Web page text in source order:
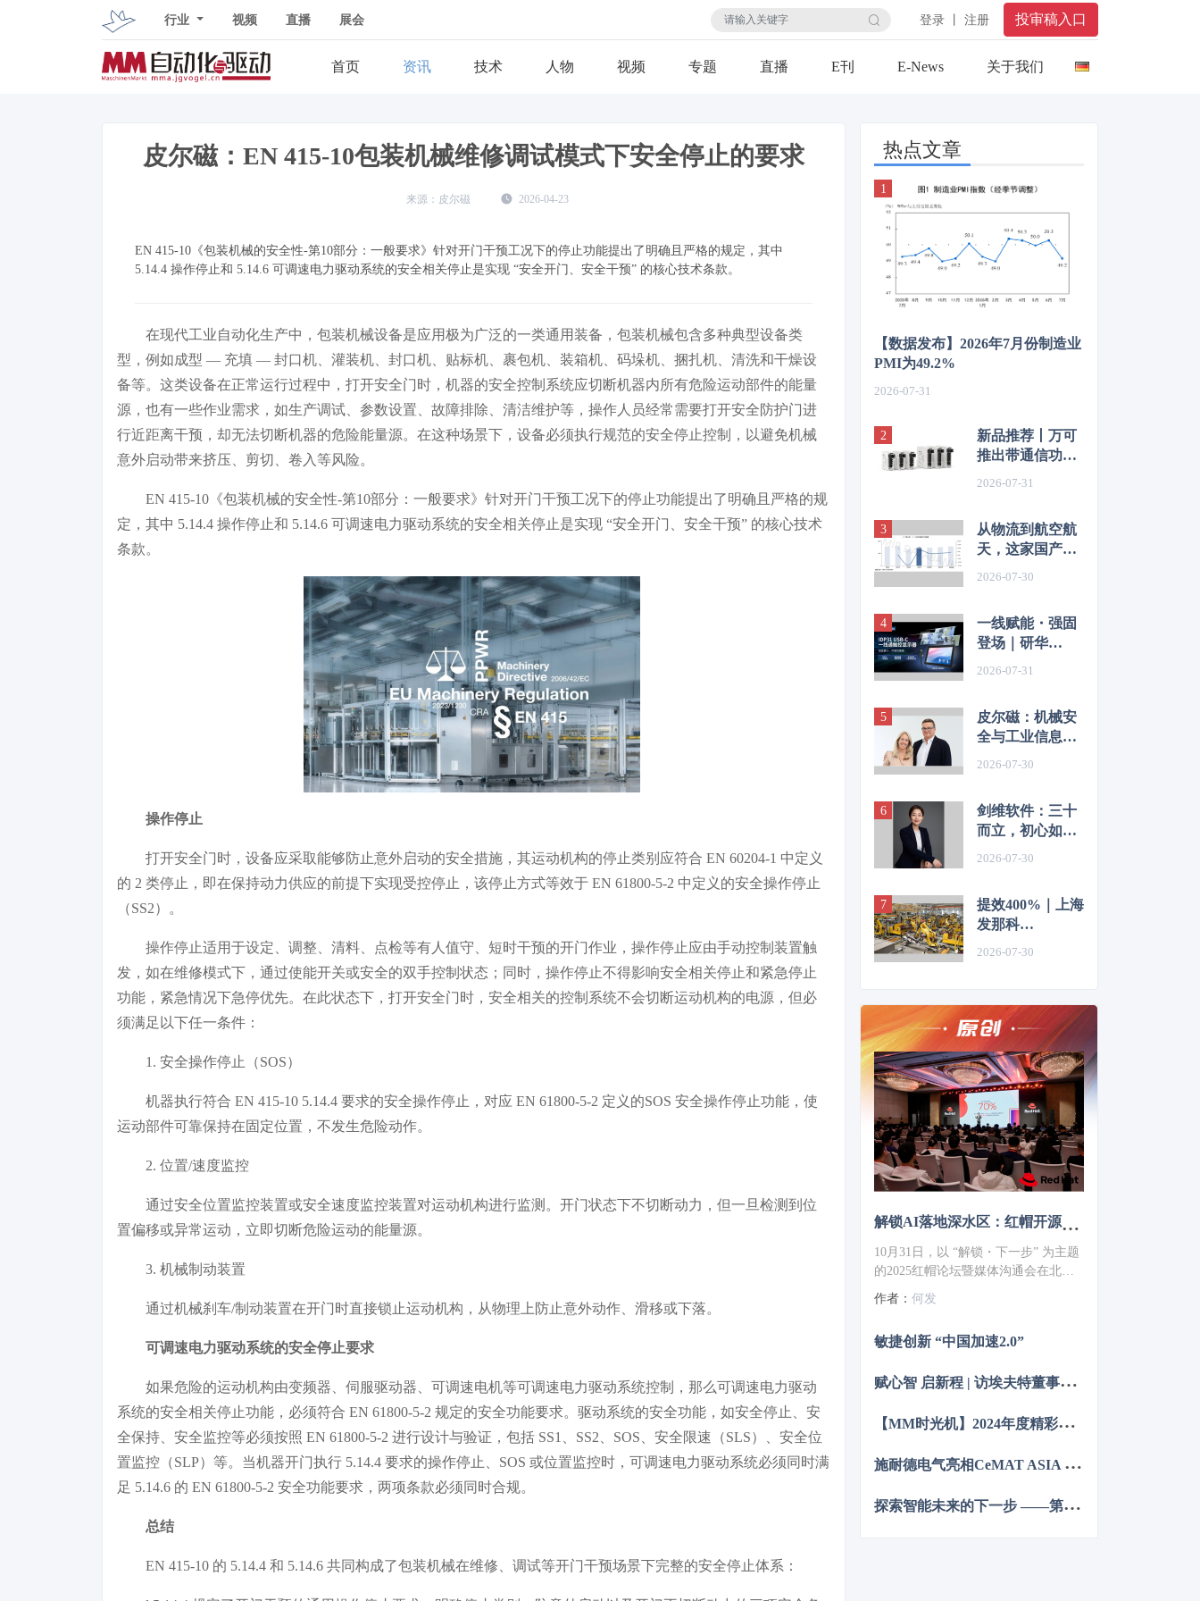
行业 视频 直播 展会 登录 丨 注册 投审稿入口
首页 资讯 技术 人物 视频 专题 直播 E刊 E-News 关于我们
皮尔磁：EN 415-10包装机械维修调试模式下安全停止的要求
皮尔磁 2026-04-23
EN 415-10《包装机械的安全性-第10部分：一般要求》针对开门干预工况下的停止功能提出了明确且严格的规定，其中
5.14.4 操作停止和 5.14.6 可调速电力驱动系统的安全相关停止是实现 “安全开门、安全干预” 的核心技术条款。
在现代工业自动化生产中，包装机械设备是应用极为广泛的一类通用装备，包装机械包含多种典型设备类
型，例如成型 — 充填 — 封口机、灌装机、封口机、贴标机、裹包机、装箱机、码垛机、捆扎机、清洗和干燥设
备等。这类设备在正常运行过程中，打开安全门时，机器的安全控制系统应切断机器内所有危险运动部件的能量
源，也有一些作业需求，如生产调试、参数设置、故障排除、清洁维护等，操作人员经常需要打开安全防护门进
行近距离干预，却无法切断机器的危险能量源。在这种场景下，设备必须执行规范的安全停止控制，以避免机械
意外启动带来挤压、剪切、卷入等风险。
EN 415-10《包装机械的安全性-第10部分：一般要求》针对开门干预工况下的停止功能提出了明确且严格的规
定，其中 5.14.4 操作停止和 5.14.6 可调速电力驱动系统的安全相关停止是实现 “安全开门、安全干预” 的核心技术
条款。
操作停止
打开安全门时，设备应采取能够防止意外启动的安全措施，其运动机构的停止类别应符合 EN 60204-1 中定义
的 2 类停止，即在保持动力供应的前提下实现受控停止，该停止方式等效于 EN 61800-5-2 中定义的安全操作停止
（SS2）。
操作停止适用于设定、调整、清料、点检等有人值守、短时干预的开门作业，操作停止应由手动控制装置触
发，如在维修模式下，通过使能开关或安全的双手控制状态；同时，操作停止不得影响安全相关停止和紧急停止
功能，紧急情况下急停优先。在此状态下，打开安全门时，安全相关的控制系统不会切断运动机构的电源，但必
须满足以下任一条件：
1. 安全操作停止（SOS）
机器执行符合 EN 415-10 5.14.4 要求的安全操作停止，对应 EN 61800-5-2 定义的SOS 安全操作停止功能，使
运动部件可靠保持在固定位置，不发生危险动作。
2. 位置/速度监控
通过安全位置监控装置或安全速度监控装置对运动机构进行监测。开门状态下不切断动力，但一旦检测到位
置偏移或异常运动，立即切断危险运动的能量源。
3. 机械制动装置
通过机械刹车/制动装置在开门时直接锁止运动机构，从物理上防止意外动作、滑移或下落。
可调速电力驱动系统的安全停止要求
如果危险的运动机构由变频器、伺服驱动器、可调速电机等可调速电力驱动系统控制，那么可调速电力驱动
系统的安全相关停止功能，必须符合 EN 61800-5-2 规定的安全功能要求。驱动系统的安全功能，如安全停止、安
全保持、安全监控等必须按照 EN 61800-5-2 进行设计与验证，包括 SS1、SS2、SOS、安全限速（SLS）、安全位
置监控（SLP）等。当机器开门执行 5.14.4 要求的操作停止、SOS 或位置监控时，可调速电力驱动系统必须同时满
足 5.14.6 的 EN 61800-5-2 安全功能要求，两项条款必须同时合规。
总结
EN 415-10 的 5.14.4 和 5.14.6 共同构成了包装机械在维修、调试等开门干预场景下完整的安全停止体系：
热点文章
【数据发布】2026年7月份制造业
PMI为49.2%
2026-07-31
新品推荐丨万可
推出带通信功能
多通道电子断路
2026-07-31
从物流到航空航
天，这家国产传
感器企业凭一流
景
2026-07-30
一线赋能・强固
登场｜研华
IDP31 USBC
2026-07-31
皮尔磁：机械安
全与工业信息安
全一体化路径
2026-07-30
剑维软件：三十
而立，初心如
磬，助力并见证
丽转身
2026-07-30
提效400%｜上海
发那科
RoboLaser赋能
2026-07-30
解锁AI落地深水区：红帽开源生态赋能企业数字化跃迁 ——2025红帽论坛重磅发布车用OS
10月31日，以 “解锁・下一步” 为主题
的2025红帽论坛暨媒体沟通会在北京
JW万豪酒店盛大召开。红帽通过核心
主旨演讲、重磅新品发布、权威报告
开源技术破解行业痛点、引领企业数
企业创新注入强劲动力。
作者： 何发
敏捷创新 “中国加速2.0”
赋
心智 启新程 | 访埃夫特董事长兼总经理游玮博士
【
MM时光机】2024年度精彩瞬间大盘点 杂志篇
施
耐德电气亮相CeMAT ASIA 为智能物流多维赋能
探
索智能未来的下一步 ——第12届中国硬科技产业链创新趋势峰会暨百家媒体论坛成功举办